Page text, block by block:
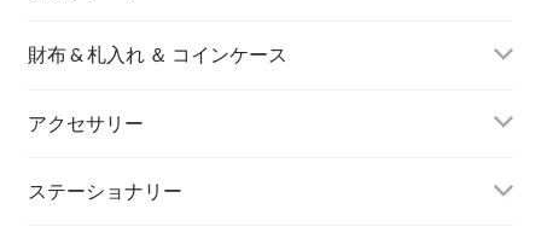
財布 & 札入れ ＆ コインケース
長財布
アクセサリー
イヤリング＆ピアス
ステーショナリー